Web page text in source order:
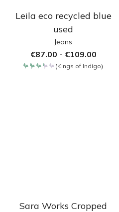
Leila eco recycled blue
used
Jeans
€87.00 - €109.00
(Kings of Indigo)
Sara Works Cropped